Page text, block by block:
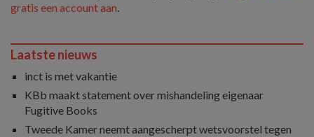
gratis een account aan.
Laatste nieuws
inct is met vakantie
KBb maakt statement over mishandeling eigenaar
Fugitive Books
Tweede Kamer neemt aangescherpt wetsvoorstel tegen